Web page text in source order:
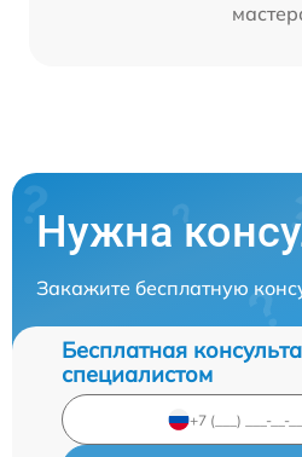
Нужна
Закажите бесплатную
Бесплатная
специалистом